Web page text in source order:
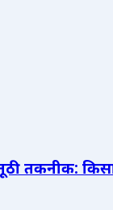
तकनीक: